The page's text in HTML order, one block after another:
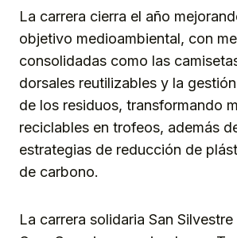
La carrera cierra el año
objetivo medioambiental, con
consolidadas como las
dorsales reutilizables y la
de los residuos, transformando
reciclables en trofeos, además
estrategias de reducción de
de carbono.
La carrera solidaria San